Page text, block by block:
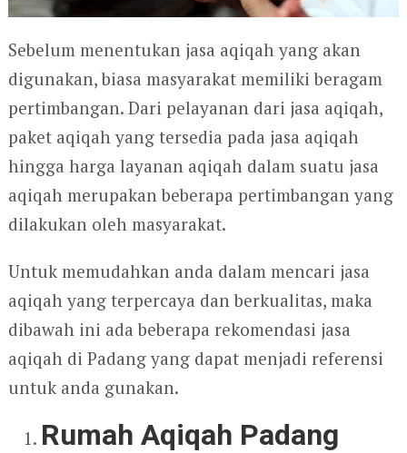
Sebelum menentukan jasa aqiqah yang akan
digunakan, biasa masyarakat memiliki beragam
pertimbangan. Dari pelayanan dari jasa aqiqah,
paket aqiqah yang tersedia pada jasa aqiqah
hingga harga layanan aqiqah dalam suatu jasa
aqiqah merupakan beberapa pertimbangan yang
dilakukan oleh masyarakat.
Untuk memudahkan anda dalam mencari jasa
aqiqah yang terpercaya dan berkualitas, maka
dibawah ini ada beberapa rekomendasi jasa
aqiqah di Padang yang dapat menjadi referensi
untuk anda gunakan.
Rumah Aqiqah Padang